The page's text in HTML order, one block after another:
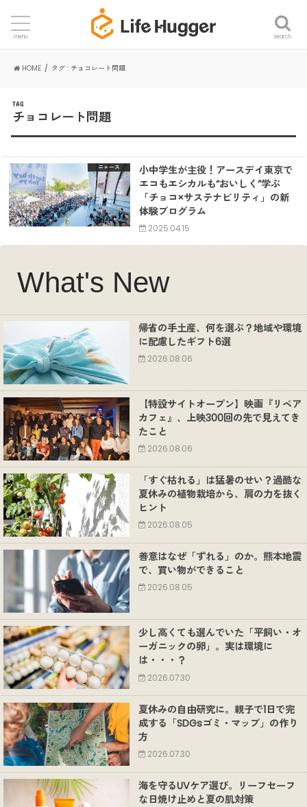
search
menu
HOME タグ : チョコレート問題
TAG
チョコレート問題
ニュース
小中学生が主役！アースデイ東京で
エコもエシカルも“おいしく”学ぶ
「チョコ×サステナビリティ」の新
体験プログラム
2025.04.15
What's New
帰省の手土産、何を選ぶ？地域や環境
に配慮したギフト6選
2026.08.06
【特設サイトオープン】映画『リペア
カフェ』、上映300回の先で見えてき
たこと
2026.08.06
「すぐ枯れる」は猛暑のせい？過酷な
夏休みの植物栽培から、肩の力を抜く
ヒント
2026.08.05
善意はなぜ「ずれる」のか。熊本地震
で、買い物ができること
2026.08.05
少し高くても選んでいた「平飼い・オ
ーガニックの卵」。実は環境に
は・・・？
2026.07.30
夏休みの自由研究に。親子で1日で完
成する「SDGsゴミ・マップ」の作り
方
2026.07.30
海を守るUVケア選び。リーフセーフ
な日焼け止めと夏の肌対策